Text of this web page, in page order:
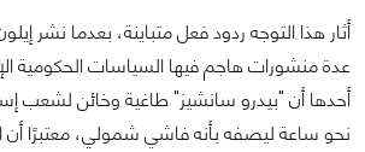
عدة منشورات هاجم فيها السياسات الحكومية
أحدها أن "بيدرو سانشيز" طاغية وخائن لشعب
نحو ساعة ليصفه بأنه فاشي شمولي، معتبرًا أن